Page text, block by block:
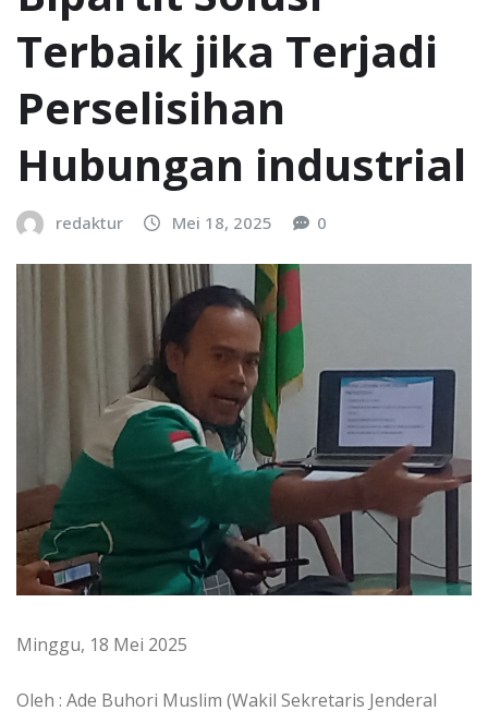
Terbaik jika Terjadi
Perselisihan
Hubungan industrial
redaktur Mei 18, 2025 0
Minggu, 18 Mei 2025
Oleh : Ade Buhori Muslim (Wakil Sekretaris Jenderal